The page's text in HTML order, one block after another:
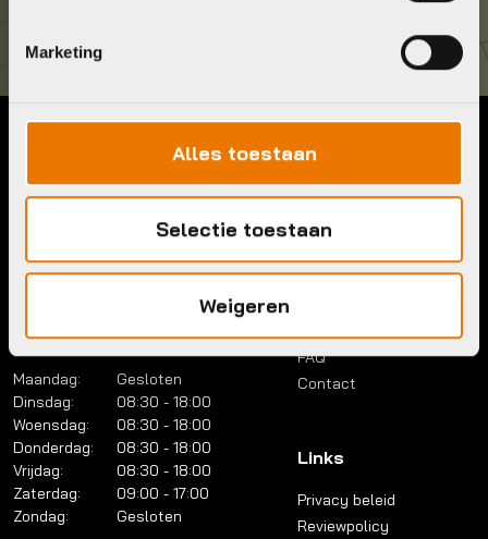
Marketing
Alles toestaan
Selectie toestaan
Weigeren
Telefoon:
036 5304422
info@bykestore.nl
Brouwerstraat 8B
1315 BP Almere
Openingstijden
Maandag:
Gesloten
Dinsdag:
08:30 - 18:00
Woensdag:
08:30 - 18:00
Donderdag:
08:30 - 18:00
Vrijdag:
08:30 - 18:00
Zaterdag:
09:00 - 17:00
Zondag:
Gesloten
Menu
Account
Lease a bike
Over ons
FAQ
Contact
Links
Privacy beleid
Reviewpolicy